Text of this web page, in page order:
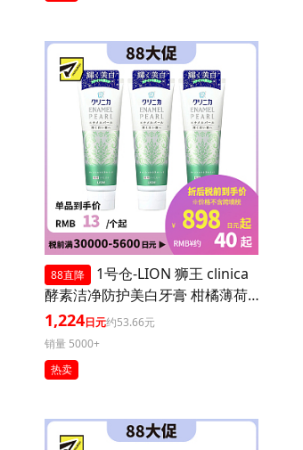
88直降
1号仓-LION 狮王 clinica
酵素洁净防护美白牙膏 柑橘薄荷 1
30g 3个装
1,224日元约53.66元
销量 5000+
热卖